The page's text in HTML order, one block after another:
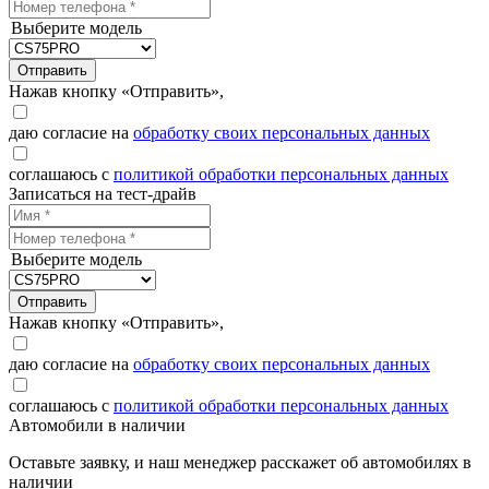
Выберите модель
Отправить
Нажав кнопку «Отправить»,
даю согласие на обработку своих персональных данных
соглашаюсь с политикой обработки персональных данных
Записаться на тест-драйв
Выберите модель
Отправить
Нажав кнопку «Отправить»,
даю согласие на обработку своих персональных данных
соглашаюсь с политикой обработки персональных данных
Автомобили в наличии
Оставьте заявку, и наш менеджер расскажет об автомобилях в
наличии